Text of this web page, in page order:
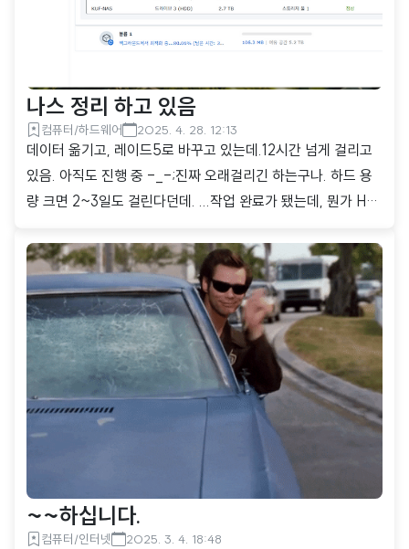
나스 정리 하고 있음
컴퓨터/하드웨어 2025. 4. 28. 12:13
데이터 옮기고, 레이드5로 바꾸고 있는데.12시간 넘게 걸리고
있음. 아직도 진행 중 -_-;진짜 오래걸리긴 하는구나. 하드 용
량 크면 2~3일도 걸린다던데. ...작업 완료가 됐는데, 뭔가 HD
ko-kr/support/RAID_calculator Synology Inc.Synology
는 디지털 세계의 폭발적인 데이터 성장을 수용해야 하는 모든
규모의 비즈니스에서 플래시부터 디스크와 다중 클라우드 아키
텍처까지 액세스가 필요한 어디서나 데이터를 관리 및 보호ww
w.synology.com 뭔가 크게 잘 못 생각 한듯 하다.6TB 3개 혹
은 6TB 4개를 써야 하는데. 3TB가 하나가 있으니 용량에 낭비
가 생김.조만간 하드 또 구입해..
~~하십니다.
컴퓨터/인터넷 2025. 3. 4. 18:48